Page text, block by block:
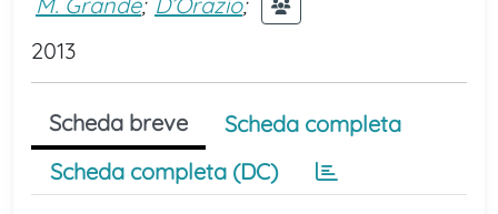
2013
Scheda breve
Scheda completa
Scheda completa (DC)